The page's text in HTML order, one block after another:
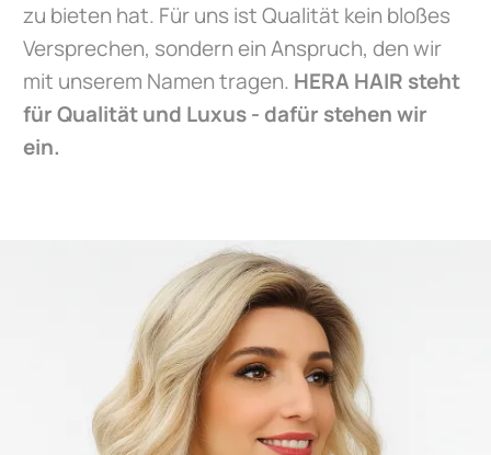
zu bieten hat. Für uns ist Qualität kein bloßes
Versprechen, sondern ein Anspruch, den wir
mit unserem Namen tragen. HERA HAIR steht
für Qualität und Luxus - dafür stehen wir
ein.